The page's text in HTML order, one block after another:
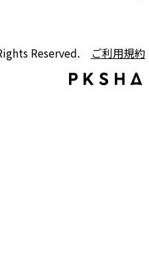
Reserved. ご利用規約